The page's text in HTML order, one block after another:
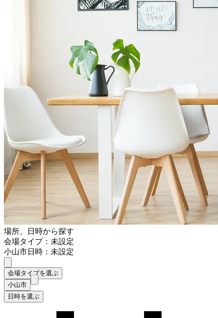
場所、日時から探す
会場タイプ：未設定
小山市日時：未設定
会場タイプを選ぶ
小山市
日時を選ぶ